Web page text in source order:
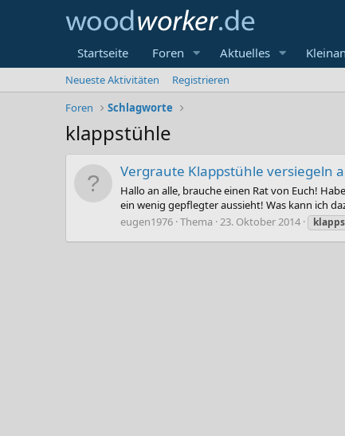
Startseite Foren Aktuelles
Neueste Aktivitäten
Registrieren
Foren
Schlagworte
klappstühle
Vergraute Klappstühle versiegeln
Hallo an alle, brauche einen Rat von Euch!
ein wenig gepflegter aussieht! Was kann ich
eugen1976 Thema 23. Oktober 2014